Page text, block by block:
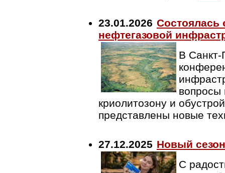
23.01.2026 Состоялась
нефтегазовой
В Санкт-
вопросы
криолитозону и
представлены новые
27.12.2025 Новый
С